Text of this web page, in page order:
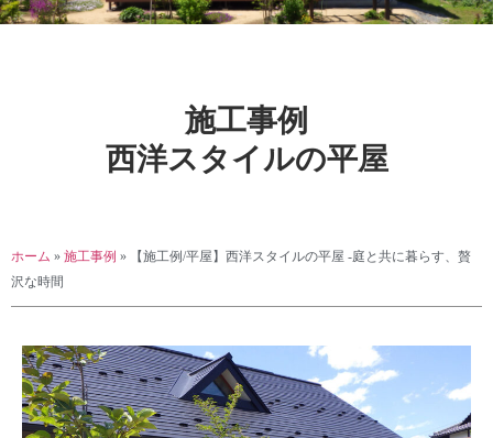
施工事例
西洋スタイルの平屋
ホーム » 施工事例 »
【施工例/平屋】西洋スタイルの平屋 -庭と共に暮らす、贅
沢な時間